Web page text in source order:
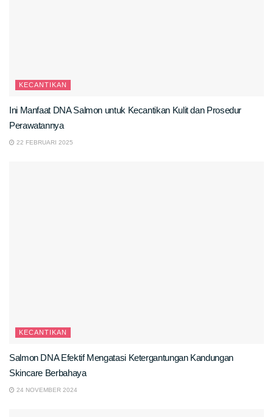
KECANTIKAN
Ini Manfaat DNA Salmon untuk Kecantikan Kulit dan Prosedur
Perawatannya
22 FEBRUARI 2025
KECANTIKAN
Salmon DNA Efektif Mengatasi Ketergantungan Kandungan
Skincare Berbahaya
24 NOVEMBER 2024